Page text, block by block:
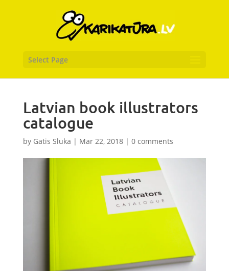
Select Page
Latvian book illustrators
catalogue
by Gatis Sluka | Mar 22, 2018| 0 comments